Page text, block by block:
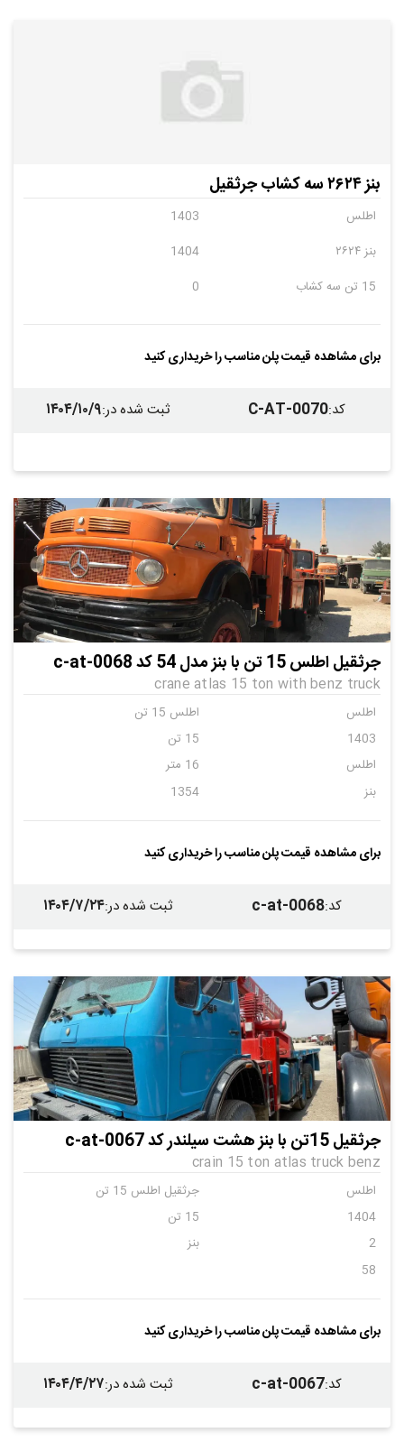
بنز ۲۶۲۴ سه کشاب جرثقیل
اطلس
1403
بنز ۲۶۲۴
1404
15 تن سه کشاب
0
برای مشاهده قیمت پلن مناسب را خریداری کنید
کد:
C-AT-0070 ثبت شده در:۱۴۰۴/۱۰/۹
جرثقیل اطلس 15 تن با بنز مدل 54 کد c-at-0068
crane atlas 15 ton with benz truck
اطلس
اطلس 15 تن
1403
15 تن
اطلس
16 متر
بنز
1354
برای مشاهده قیمت پلن مناسب را خریداری کنید
کد:
c-at-0068 ثبت شده در:۱۴۰۴/۷/۲۴
جرثقیل 15تن با بنز هشت سیلندر کد c-at-0067
crain 15 ton atlas truck benz
اطلس
جرثقیل اطلس 15 تن
1404
15 تن
2
بنز
58
برای مشاهده قیمت پلن مناسب را خریداری کنید
کد:
c-at-0067 ثبت شده در:۱۴۰۴/۴/۲۷